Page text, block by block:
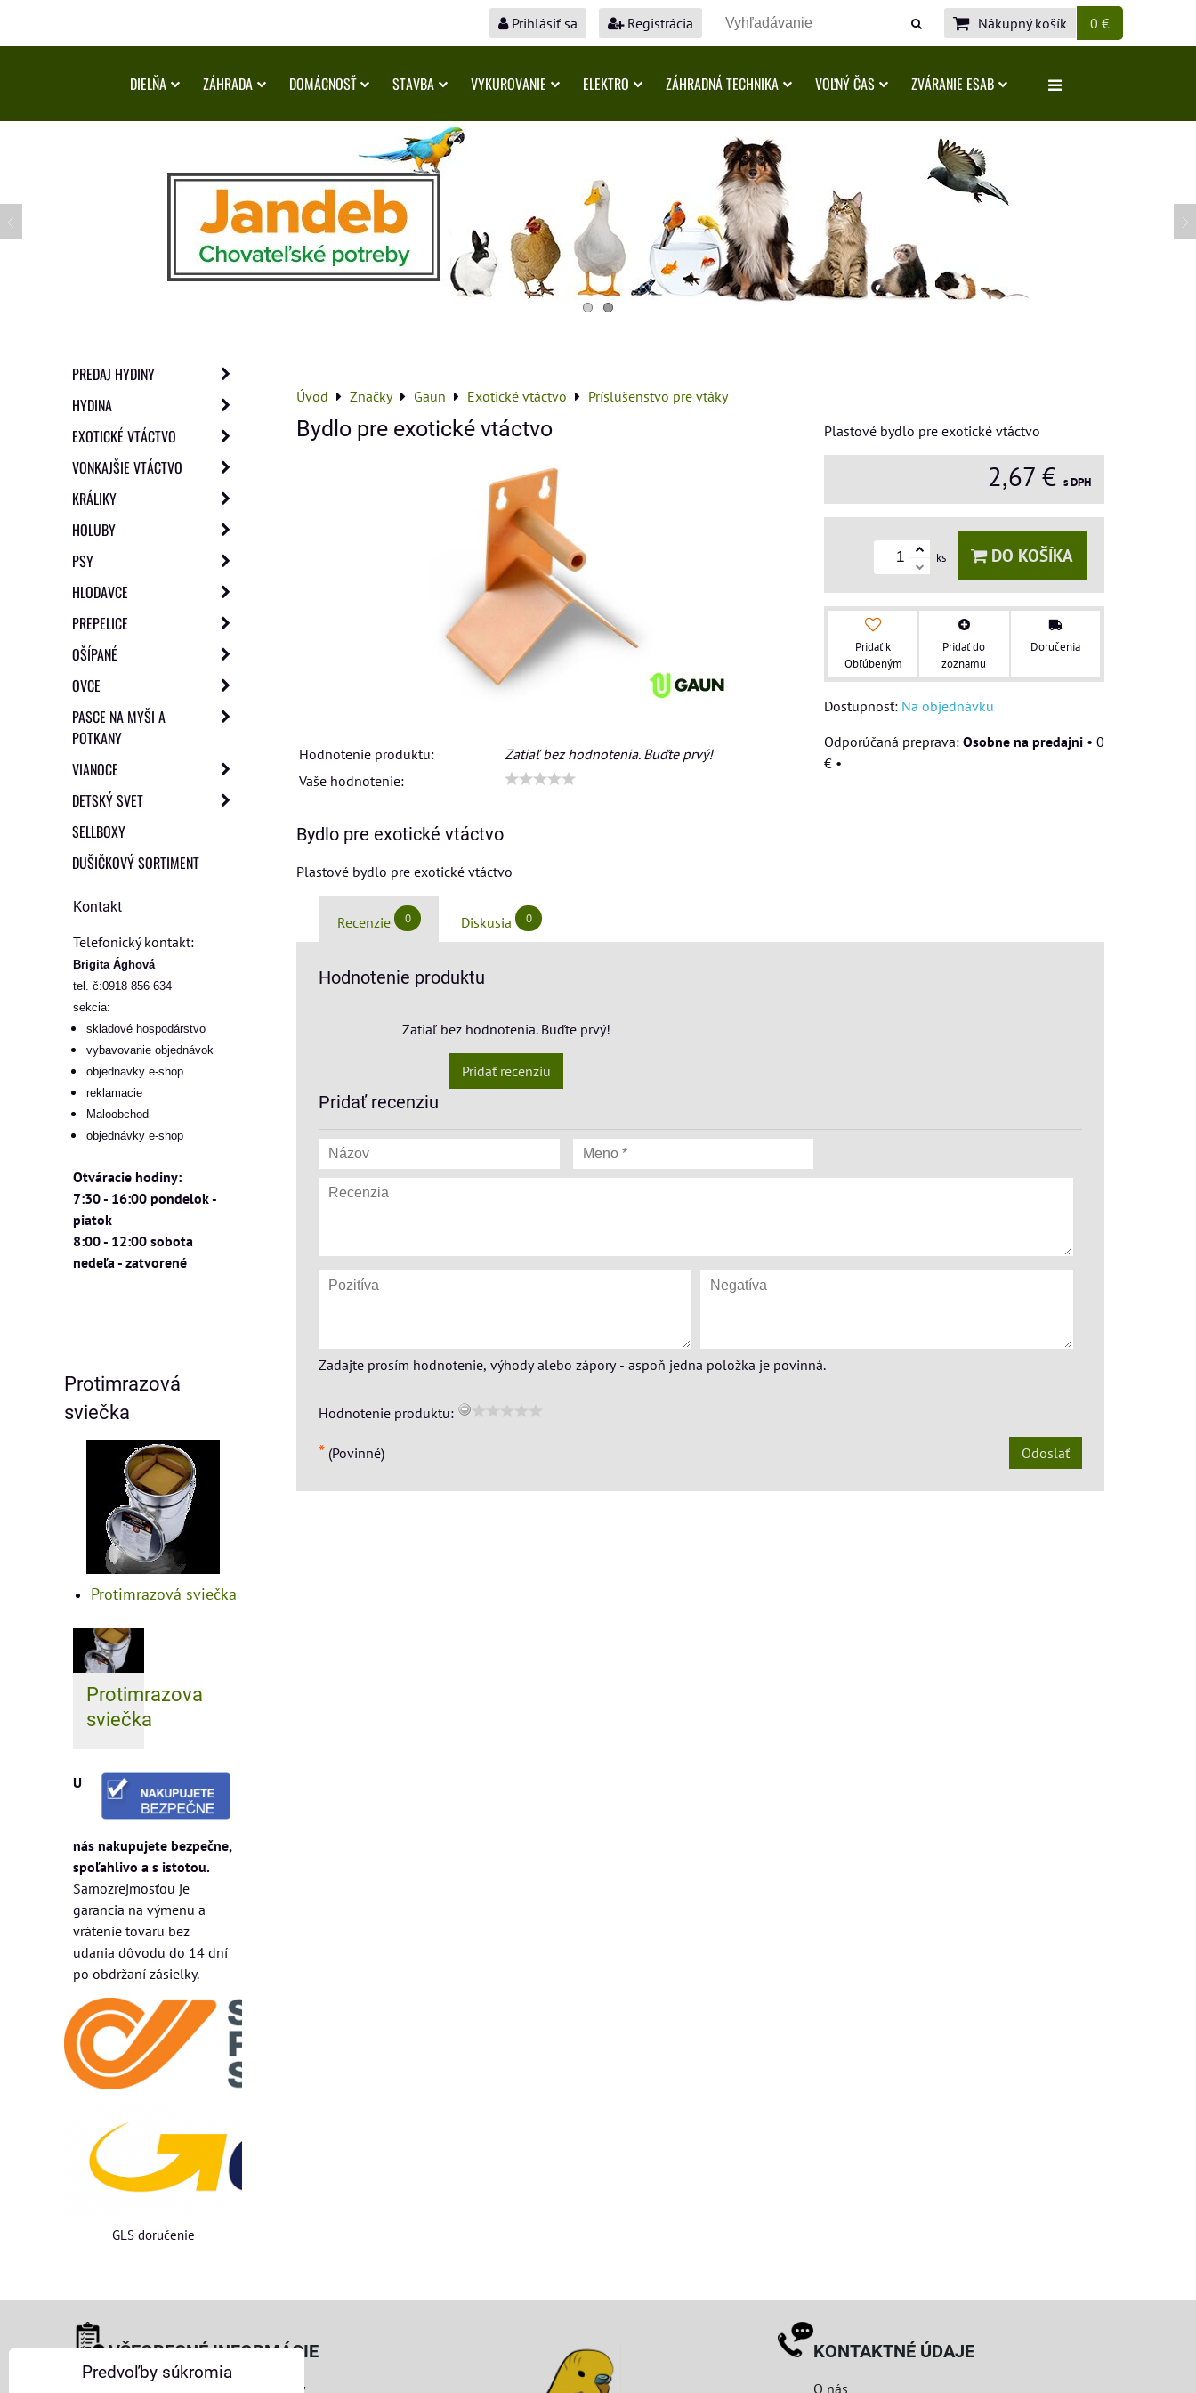
Prihlásiť sa Registrácia Nákupný košík 0 €
DIELŇA ZÁHRADA DOMÁCNOSŤ STAVBA VYKUROVANIE ELEKTRO ZÁHRADNÁ TECHNIKA VOĽNÝ ČAS ZVÁRANIE ESAB
Úvod Značky Gaun Exotické vtáctvo Príslušenstvo pre vtáky
Bydlo pre exotické vtáctvo
Hodnotenie produktu:
Zatiaľ bez hodnotenia. Buďte prvý!
Vaše hodnotenie:
Plastové bydlo pre exotické vtáctvo
2,67 € s DPH
ks DO KOŠÍKA
Pridať k
Obľúbeným
Pridať do
zoznamu
Doručenia
Dostupnosť: Na objednávku
Osobne na predajni • 0
€ •
Bydlo pre exotické vtáctvo
Plastové bydlo pre exotické vtáctvo
Recenzie 0 Diskusia 0
Hodnotenie produktu
Zatiaľ bez hodnotenia. Buďte prvý!
Pridať recenziu
Pridať recenziu
Zadajte prosím hodnotenie, výhody alebo zápory - aspoň jedna položka je povinná.
Hodnotenie produktu:
* (Povinné) Odoslať
PREDAJ HYDINY
HYDINA
EXOTICKÉ VTÁCTVO
VONKAJŠIE VTÁCTVO
KRÁLIKY
HOLUBY
PSY
HLODAVCE
PREPELICE
OŠÍPANÉ
OVCE
PASCE NA MYŠI A
POTKANY
VIANOCE
DETSKÝ SVET
SELLBOXY
DUŠIČKOVÝ SORTIMENT
Kontakt
Telefonický kontakt:
Brigita Ághová
tel. č:0918 856 634
sekcia:
skladové hospodárstvo
vybavovanie objednávok
objednavky e-shop
reklamacie
Maloobchod
objednávky e-shop
Otváracie hodiny:
7:30 - 16:00 pondelok -
piatok
8:00 - 12:00 sobota
nedeľa - zatvorené
Protimrazová
sviečka
Protimrazová sviečka
Protimrazova
sviečka
U
nás nakupujete bezpečne,
spoľahlivo a s istotou.
Samozrejmosťou je
garancia na výmenu a
vrátenie tovaru bez
udania dôvodu do 14 dní
po obdržaní zásielky.
GLS doručenie
VŠEOBECNÉ INFORMÁCIE
Obchodné podmienky pre osoby
KONTAKTNÉ ÚDAJE
O nás
Predvoľby súkromia